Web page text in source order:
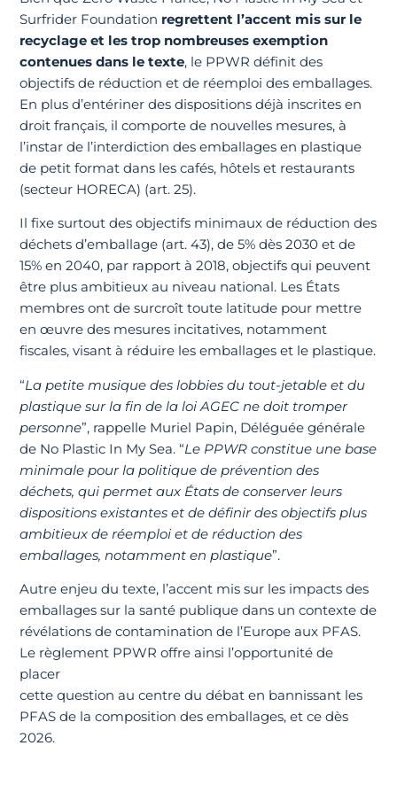
Surfrider Foundation regrettent l’accent mis sur le
recyclage et les trop nombreuses exemption
contenues dans le texte, le PPWR définit des
objectifs de réduction et de réemploi des emballages.
En plus d’entériner des dispositions déjà inscrites en
droit français, il comporte de nouvelles mesures, à
l’instar de l’interdiction des emballages en plastique
de petit format dans les cafés, hôtels et restaurants
(secteur HORECA) (art. 25).
Il fixe surtout des objectifs minimaux de réduction des
déchets d’emballage (art. 43), de 5% dès 2030 et de
15% en 2040, par rapport à 2018, objectifs qui peuvent
être plus ambitieux au niveau national. Les États
membres ont de surcroît toute latitude pour mettre
en œuvre des mesures incitatives, notamment
fiscales, visant à réduire les emballages et le plastique.
“La petite musique des lobbies du tout-jetable et du
plastique sur la fin de la loi AGEC ne doit tromper
personne”, rappelle Muriel Papin, Déléguée générale
de No Plastic In My Sea. “Le PPWR constitue une base
minimale pour la politique de prévention des
déchets, qui permet aux États de conserver leurs
dispositions existantes et de définir des objectifs plus
ambitieux de réemploi et de réduction des
emballages, notamment en plastique”.
Autre enjeu du texte, l’accent mis sur les impacts des
emballages sur la santé publique dans un contexte de
révélations de contamination de l’Europe aux PFAS.
Le règlement PPWR offre ainsi l’opportunité de
placer
cette question au centre du débat en bannissant les
PFAS de la composition des emballages, et ce dès
2026.